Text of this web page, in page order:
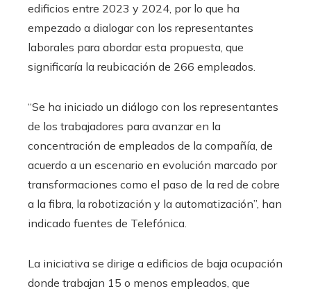
edificios entre 2023 y 2024, por lo que ha
empezado a dialogar con los representantes
laborales para abordar esta propuesta, que
significaría la reubicación de 266 empleados.
“Se ha iniciado un diálogo con los representantes
de los trabajadores para avanzar en la
concentración de empleados de la compañía, de
acuerdo a un escenario en evolución marcado por
transformaciones como el paso de la red de cobre
a la fibra, la robotización y la automatización”, han
indicado fuentes de Telefónica.
La iniciativa se dirige a edificios de baja ocupación
donde trabajan 15 o menos empleados, que